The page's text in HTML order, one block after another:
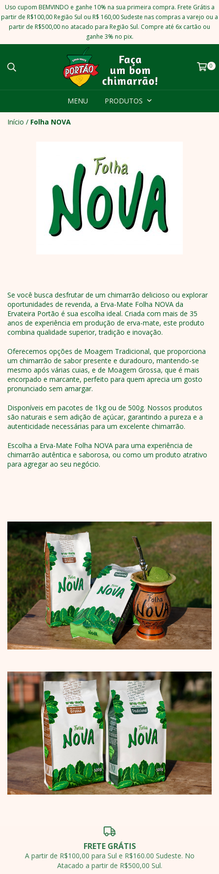
Uso cupom BEMVINDO e ganhe 10% na sua primeira compra. Frete Grátis a
partir de R$100,00 Região Sul ou R$ 160,00 Sudeste nas compras a varejo ou a
partir de R$500,00 no atacado para Região Sul. Compre até 6x cartão ou
ganhe 3% no pix.
0
MENU PRODUTOS
Início / Folha NOVA
Se você busca desfrutar de um chimarrão delicioso ou explorar
oportunidades de revenda, a Erva-Mate Folha NOVA da
Ervateira Portão é sua escolha ideal. Criada com mais de 35
anos de experiência em produção de erva-mate, este produto
combina qualidade superior, tradição e inovação.
Oferecemos opções de Moagem Tradicional, que proporciona
um chimarrão de sabor presente e duradouro, mantendo-se
mesmo após várias cuias, e de Moagem Grossa, que é mais
encorpado e marcante, perfeito para quem aprecia um gosto
pronunciado sem amargar.
Disponíveis em pacotes de 1kg ou de 500g. Nossos produtos
são naturais e sem adição de açúcar, garantindo a pureza e a
autenticidade necessárias para um excelente chimarrão.
Escolha a Erva-Mate Folha NOVA para uma experiência de
chimarrão autêntica e saborosa, ou como um produto atrativo
para agregar ao seu negócio.
FRETE GRÁTIS
A partir de R$100,00 para Sul e R$160.00 Sudeste. No
Atacado a partir de R$500,00 Sul.